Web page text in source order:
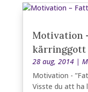
Motivation
kärringgott
28 aug, 2014|
Motivation -
Visste du att ha